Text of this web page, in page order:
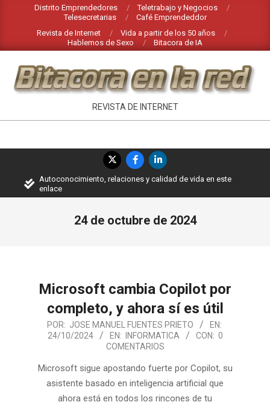
contenido
Distrito Emprendedores
Teletrabajo y Negocios
Telesecretarias
Café Emprendeddor
Revista de Internet
Vida a partir de los 50 años
Hablemos de Sexo
Bitacora de IA
INTERNET
BITACORA
EN
LA
REVISTA DE INTERNET
navegación
principal
Autoconocimiento, relaciones y calidad de vida en este
enlace
24 de octubre de 2024
Microsoft cambia Copilot por
completo, y ahora sí es útil
2024-
10-
POR: JOSE MANUEL FUENTES PRIETO
EN:
24/10/2024
EN: INFORMATICA CON: 0
COMENTARIOS
Microsoft sigue apostando fuerte por Copilot, su
asistente basado en inteligencia artificial que
ahora está en todos los rincones de tu